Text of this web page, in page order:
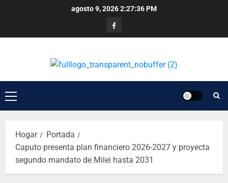
agosto 9, 20262:27:36 PM
Hogar
Portada
Caputo presenta plan financiero 2026-2027 y proyecta
segundo mandato de Milei hasta 2031